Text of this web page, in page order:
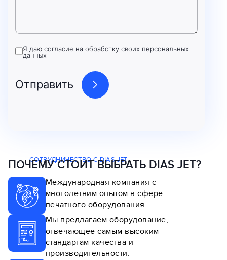
Я даю согласие на обработку своих персональных
данных
СОТРУДНИЧЕСТВО С DIAS JET
ПОЧЕМУ СТОИТ ВЫБРАТЬ DIAS JET?
Международная компания с
многолетним опытом в сфере
печатного оборудования.
Мы предлагаем оборудование,
отвечающее самым высоким
стандартам качества и
производительности.